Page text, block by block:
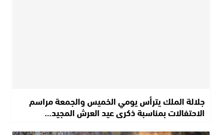
جلالة الملك يترأس يومي الخميس والجمعة مراسم
الاحتفالات بمناسبة ذكرى عيد العرش المجيد…